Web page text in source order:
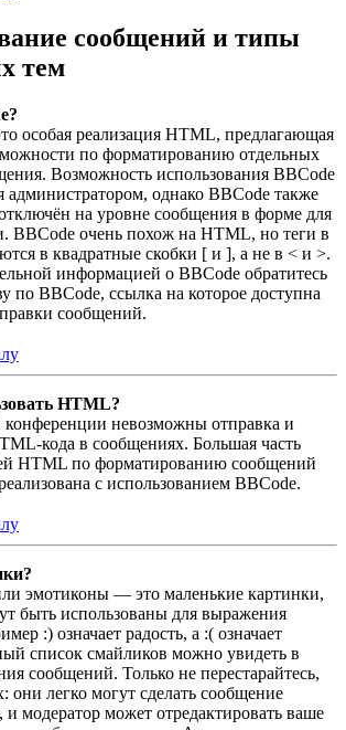
сообщений и типы
тем
особая реализация HTML, предлагающая
по форматированию отдельных
Возможность использования BBCode
администратором, однако BBCode также
на уровне сообщения в форме для
BBCode очень похож на HTML, но теги в
в квадратные скобки [ и ], а не в < и >.
информацией о BBCode обратитесь
по BBCode, ссылка на которое доступна
сообщений.
HTML?
конференции невозможны отправка и
кода в сообщениях. Большая часть
HTML по форматированию сообщений
с использованием BBCode.
эмотиконы — это маленькие картинки,
быть использованы для выражения
:) означает радость, а :( означает
список смайликов можно увидеть в
сообщений. Только не перестарайтесь,
они легко могут сделать сообщение
модератор может отредактировать ваше